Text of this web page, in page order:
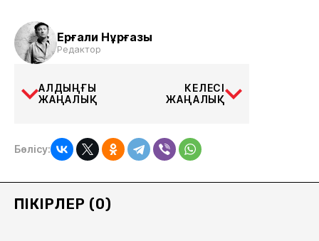
Ерғали Нұрғазы
Редактор
АЛДЫҢҒЫ
ЖАҢАЛЫҚ
КЕЛЕСІ
ЖАҢАЛЫҚ
Бөлісу:
ПІКІРЛЕР (0)